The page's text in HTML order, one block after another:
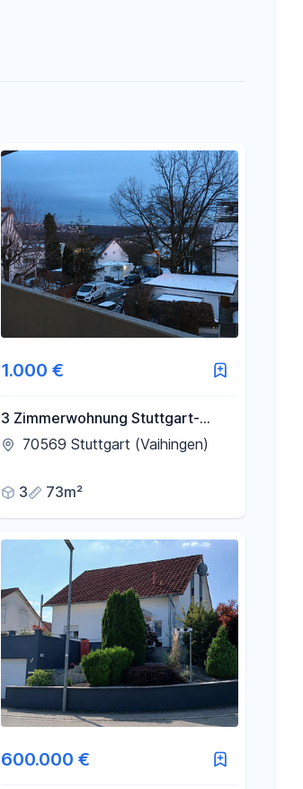
1.000 €
3 Zimmerwohnung Stuttgart-
Vaihingen
70569 Stuttgart (Vaihingen)
3 73m²
600.000 €